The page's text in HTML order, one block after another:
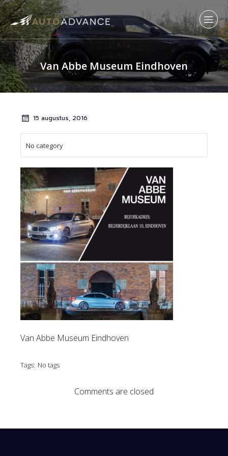
Van Abbe Museum Eindhoven
15 augustus, 2016
No category
Van Abbe Museum Eindhoven
Tags: No tags
Comments are closed